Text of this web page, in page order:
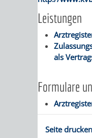
BEHINDERUNG
MIGRANTEN
Leistungen
als
Formulare
Seite drucken